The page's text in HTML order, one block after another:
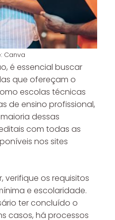
Canva
é essencial buscar
que ofereçam o
escolas técnicas
de ensino profissional,
maioria dessas
com todas as
nos sites
verifique os requisitos
e escolaridade.
ter concluído o
casos, há processos